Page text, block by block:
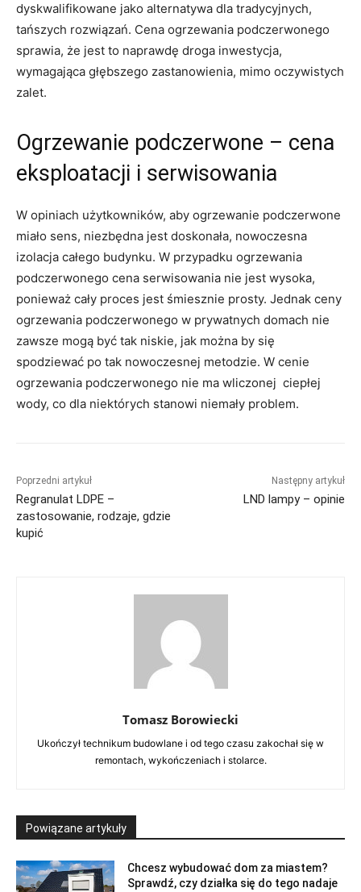
dyskwalifikowane jako alternatywa dla tradycyjnych,
tańszych rozwiązań. Cena ogrzewania podczerwonego
sprawia, że jest to naprawdę droga inwestycja,
wymagająca głębszego zastanowienia, mimo oczywistych
zalet.
Ogrzewanie podczerwone – cena
eksploatacji i serwisowania
W opiniach użytkowników, aby ogrzewanie podczerwone
miało sens, niezbędna jest doskonała, nowoczesna
izolacja całego budynku. W przypadku ogrzewania
podczerwonego cena serwisowania nie jest wysoka,
ponieważ cały proces jest śmiesznie prosty. Jednak ceny
ogrzewania podczerwonego w prywatnych domach nie
zawsze mogą być tak niskie, jak można by się
spodziewać po tak nowoczesnej metodzie. W cenie
ogrzewania podczerwonego nie ma wliczonej ciepłej
wody, co dla niektórych stanowi niemały problem.
Poprzedni artykuł
Regranulat LDPE –
zastosowanie, rodzaje, gdzie
kupić
Następny artykuł
LND lampy – opinie
Tomasz Borowiecki
Ukończył technikum budowlane i od tego czasu zakochał się w
remontach, wykończeniach i stolarce.
Powiązane artykuły
Chcesz wybudować dom za miastem?
Sprawdź, czy działka się do tego nadaje